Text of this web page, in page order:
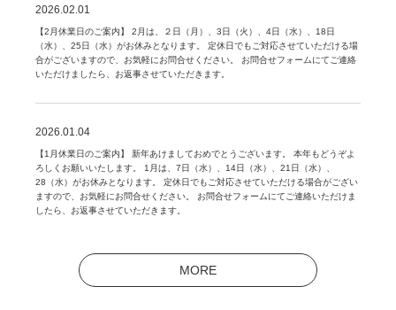
2026.02.01
【2月休業日のご案内】 2月は、２日（月）、3日（火）、4日（水）、18日
（水）、25日（水）がお休みとなります。 定休日でもご対応させていただける場
合がございますので、お気軽にお問合せください。 お問合せフォームにてご連絡
いただけましたら、お返事させていただきます。
2026.01.04
【1月休業日のご案内】 新年あけましておめでとうございます。 本年もどうぞよ
ろしくお願いいたします。 1月は、7日（水）、14日（水）、21日（水）、
28（水）がお休みとなります。 定休日でもご対応させていただける場合がござい
ますので、お気軽にお問合せください。 お問合せフォームにてご連絡いただけま
したら、お返事させていただきます。
MORE